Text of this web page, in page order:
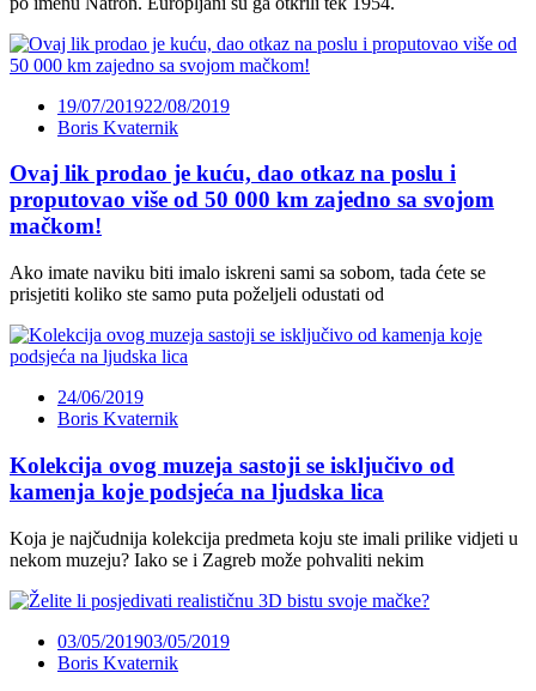
19/07/201922/08/2019
Boris Kvaternik
Ovaj lik prodao je kuću, dao otkaz na poslu i
proputovao više od 50 000 km zajedno sa svojom
mačkom!
Ako imate naviku biti imalo iskreni sami sa sobom, tada ćete se
prisjetiti koliko ste samo puta poželjeli odustati od
24/06/2019
Boris Kvaternik
Kolekcija ovog muzeja sastoji se isključivo od
kamenja koje podsjeća na ljudska lica
Koja je najčudnija kolekcija predmeta koju ste imali prilike vidjeti u
nekom muzeju? Iako se i Zagreb može pohvaliti nekim
03/05/201903/05/2019
Boris Kvaternik